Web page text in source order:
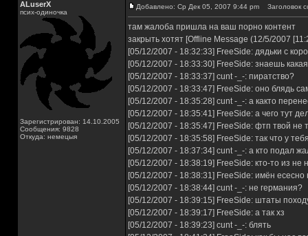
ALuserX
псих-одиночка
Зарегистрирован: 14.10.2005
Сообщения: 9828
Откуда: немецыя
Добавлено: Ср Дек 05, 2007 9:44 pm Заголовок
там жалоба пришла на ваш порно контент
закрыть хотят [Offline Message (12/5/2007
[05/12/2007 - 18:32:33] FreeSide: дядьки с
[05/12/2007 - 18:33:30] FreeSide: знаешь
[05/12/2007 - 18:33:37] cunt -_-: пиратство?
[05/12/2007 - 18:33:47] FreeSide: оно блядь
[05/12/2007 - 18:35:28] cunt -_-: а както
[05/12/2007 - 18:35:41] FreeSide: а чего тут
[05/12/2007 - 18:35:47] FreeSide: фтп твой не
[05/12/2007 - 18:35:58] FreeSide: так что у
[05/12/2007 - 18:37:34] cunt -_-: а кто подал
[05/12/2007 - 18:38:19] FreeSide: кто-то из не
[05/12/2007 - 18:38:31] FreeSide: имён есесно
[05/12/2007 - 18:38:44] cunt -_-: не германия?
[05/12/2007 - 18:39:15] FreeSide: штаты
[05/12/2007 - 18:39:17] FreeSide: а так хз
[05/12/2007 - 18:39:23] cunt -_-: блять